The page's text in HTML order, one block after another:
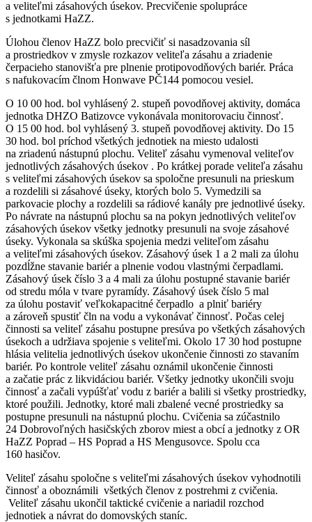
a veliteľmi zásahových úsekov. Precvičenie spolupráce
s jednotkami HaZZ.
Úlohou členov HaZZ bolo precvičiť si nasadzovania síl
a prostriedkov v zmysle rozkazov veliteľa zásahu a zriadenie
čerpacieho stanovišťa pre plnenie protipovodňových bariér. Práca
s nafukovacím člnom Honwave PČ144 pomocou vesiel.
O 10 00 hod. bol vyhlásený 2. stupeň povodňovej aktivity, domáca
jednotka DHZO Batizovce vykonávala monitorovaciu činnosť.
O 15 00 hod. bol vyhlásený 3. stupeň povodňovej aktivity. Do 15
30 hod. bol príchod všetkých jednotiek na miesto udalosti
na zriadenú nástupnú plochu. Veliteľ zásahu vymenoval veliteľov
jednotlivých zásahových úsekov . Po krátkej porade veliteľa zásahu
s veliteľmi zásahových úsekov sa spoločne presunuli na prieskum
a rozdelili si zásahové úseky, ktorých bolo 5. Vymedzili sa
parkovacie plochy a rozdelili sa rádiové kanály pre jednotlivé úseky.
Po návrate na nástupnú plochu sa na pokyn jednotlivých veliteľov
zásahových úsekov všetky jednotky presunuli na svoje zásahové
úseky. Vykonala sa skúška spojenia medzi veliteľom zásahu
a veliteľmi zásahových úsekov. Zásahový úsek 1 a 2 mali za úlohu
pozdĺžne stavanie bariér a plnenie vodou vlastnými čerpadlami.
Zásahový úsek číslo 3 a 4 mali za úlohu postupné stavanie bariér
od stredu móla v tvare pyramídy. Zásahový úsek číslo 5 mal
za úlohu postaviť veľkokapacitné čerpadlo a plniť bariéry
a zároveň spustiť čln na vodu a vykonávať činnosť. Počas celej
činnosti sa veliteľ zásahu postupne presúva po všetkých zásahových
úsekoch a udržiava spojenie s veliteľmi. Okolo 17 30 hod postupne
hlásia velitelia jednotlivých úsekov ukončenie činnosti zo stavaním
bariér. Po kontrole veliteľ zásahu oznámil ukončenie činnosti
a začatie prác z likvidáciou bariér. Všetky jednotky ukončili svoju
činnosť a začali vypúšťať vodu z bariér a balili si všetky prostriedky,
ktoré použili. Jednotky, ktoré mali zbalené vecné prostriedky sa
postupne presunuli na nástupnú plochu. Cvičenia sa zúčastnilo
24 Dobrovoľných hasičských zborov miest a obcí a jednotky z OR
HaZZ Poprad – HS Poprad a HS Mengusovce. Spolu cca
160 hasičov.
Veliteľ zásahu spoločne s veliteľmi zásahových úsekov vyhodnotili
činnosť a oboznámili všetkých členov z postrehmi z cvičenia.
Veliteľ zásahu ukončil taktické cvičenie a nariadil rozchod
jednotiek a návrat do domovských staníc.